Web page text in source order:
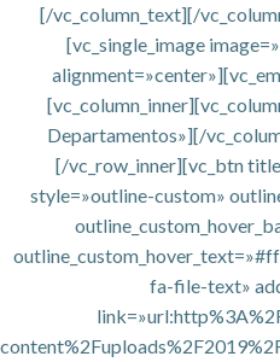
[/vc_column_text][/
[vc_single_image
Departamentos»][/
[/vc_row_inner][vc_btn
style=»outline-custom»
fa-file-text»